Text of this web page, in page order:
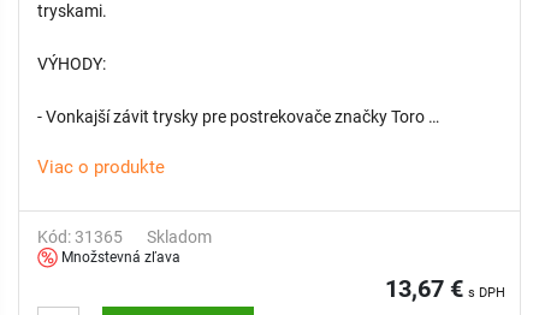
tryskami.
VÝHODY:
- Vonkajší závit trysky pre postrekovače značky Toro
- Funkcia dvojitého výsuvu pre ochranu trysky pred vonkajšími
- Technológia viacerých lúčov odolná voči vetru chráni pred
- Prispôsobená zrážková výška pre zjednodušenie návrhu
Viac o produkte
Kód: 31365 Skladom
Množstevná zľava
13,67 € s DPH